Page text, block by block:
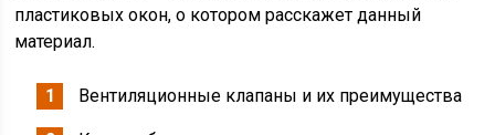
пластиковых окон, о котором расскажет данный
материал.
Вентиляционные клапаны и их преимущества